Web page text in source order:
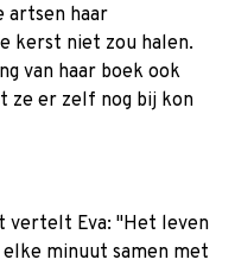
artsen haar
kerst niet zou halen.
van haar boek ook
ze er zelf nog bij kon
vertelt Eva: "Het leven
minuut samen met